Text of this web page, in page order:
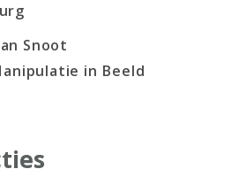
Snoot
in Beeld